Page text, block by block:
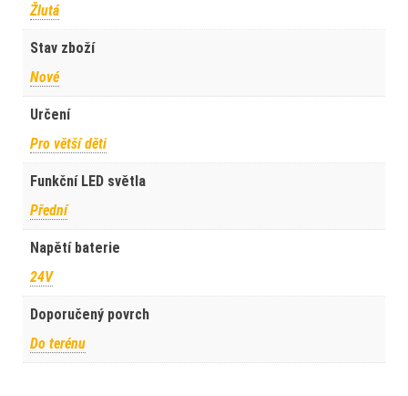
Žlutá
Stav zboží
Nové
Určení
Pro větší děti
Funkční LED světla
Přední
Napětí baterie
24V
Doporučený povrch
Do terénu